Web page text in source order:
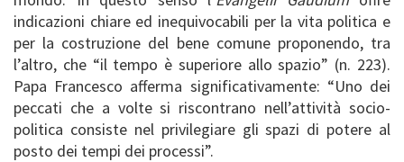
indicazioni chiare ed inequivocabili per la vita politica e
per la costruzione del bene comune proponendo, tra
l’altro, che “il tempo è superiore allo spazio” (n. 223).
Papa Francesco afferma significativamente: “Uno dei
peccati che a volte si riscontrano nell’attività socio-
politica consiste nel privilegiare gli spazi di potere al
posto dei tempi dei processi”.